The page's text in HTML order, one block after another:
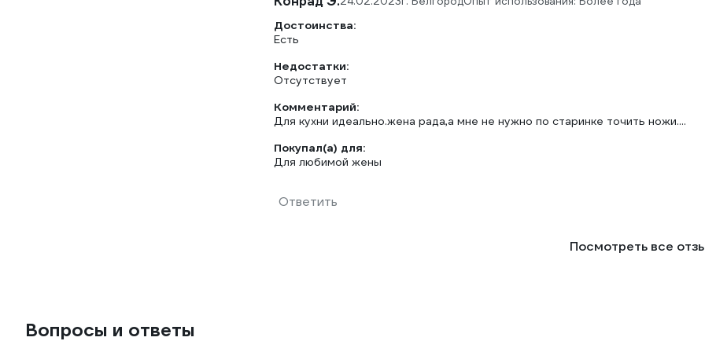
Достоинства:
Есть
Недостатки:
Отсутствует
Комментарий:
Для кухни идеально.жена рада,а мне не нужно по старинке точить ножи....
Покупал(а) для:
Для любимой жены
Ответить
Посмотреть все
Вопросы и ответы